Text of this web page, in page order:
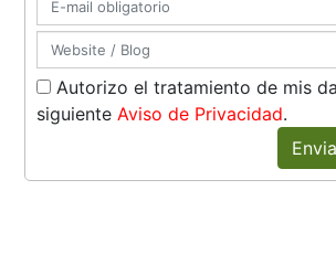
Autorizo el tratamiento de mis
siguienteAviso de Privacidad.